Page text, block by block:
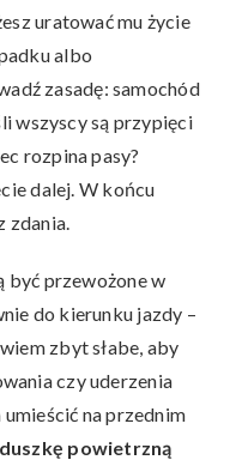
uratować mu życie
albo
zasadę: samochód
wszyscy są przypięci
rozpina pasy?
dalej. W końcu
zdania.
być przewożone w
do kierunku jazdy –
zbyt słabe, aby
czy uderzenia
na przednim
powietrzną